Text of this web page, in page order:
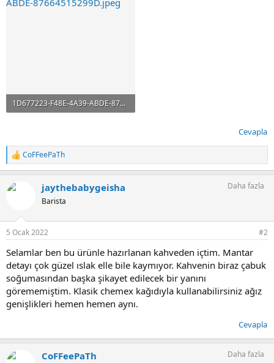
1D677223-F48E-4A39-ABDE-87664515299D.jpeg
Cevapla
T
e
k
:
CoFFeePaTh
jaythebabygeisha
Barista
Daha fazla
5 Ocak 2022 #2
Selamlar ben bu ürünle hazırlanan kahveden içtim. Mantar
detayı çok güzel ıslak elle bile kaymıyor. Kahvenin biraz çabuk
soğumasından başka şikayet edilecek bir yanını
görememiştim. Klasik chemex kağıdıyla kullanabilirsiniz ağız
genişlikleri hemen hemen aynı.
Cevapla
CoFFeePaTh Daha fazla